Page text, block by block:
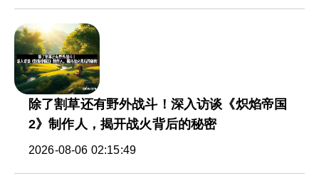
除了割草还有野外战斗！深入访谈《炽焰帝国
2》制作人，揭开战火背后的秘密
2026-08-06 02:15:49